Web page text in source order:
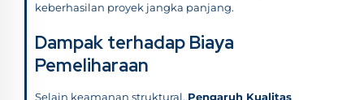
keberhasilan proyek jangka panjang.
Dampak terhadap Biaya
Pemeliharaan
Selain keamanan struktural, Pengaruh Kualitas